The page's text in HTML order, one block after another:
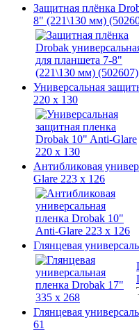
Защитная плёнка
8" (221\130 мм)
Универсальная
220 x 130
Антибликовая
Glare 223 x 126
Глянцевая
Глянцевая
61